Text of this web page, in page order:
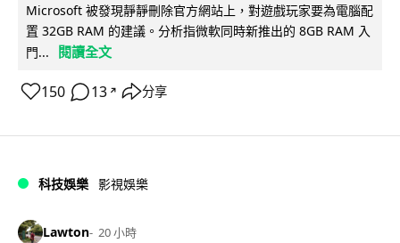
Microsoft 被發現靜靜刪除官方網站上，對遊戲玩家要為電腦配
置 32GB RAM 的建議。分析指微軟同時新推出的 8GB RAM 入
門...
閱讀全文
150 13 ↗ 分享
科技娛樂 影視娛樂
Lawton 20 小時